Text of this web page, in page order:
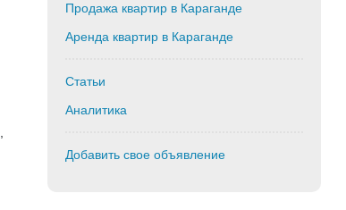
Продажа квартир в Караганде
Аренда квартир в Караганде
Статьи
Аналитика
Добавить свое объявление